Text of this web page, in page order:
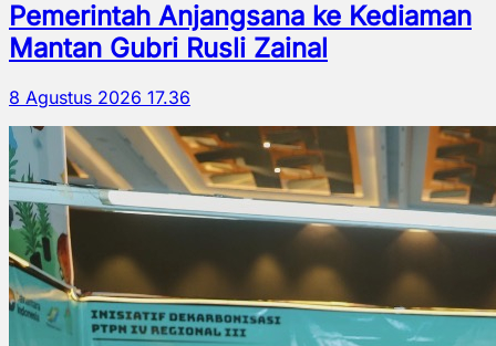
Pemerintah Anjangsana ke Kediaman
Mantan Gubri Rusli Zainal
8 Agustus 2026 17.36